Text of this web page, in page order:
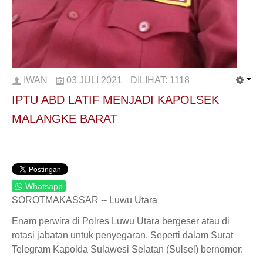
IWAN 03 JULI 2021 DILIHAT: 1118
IPTU ABD LATIF MENJADI KAPOLSEK
MALANGKE BARAT
Whatsapp
SOROTMAKASSAR -- Luwu Utara
Enam perwira di Polres Luwu Utara bergeser atau di
rotasi jabatan untuk penyegaran. Seperti dalam Surat
Telegram Kapolda Sulawesi Selatan (Sulsel) bernomor: